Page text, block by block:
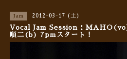
Jam 2012-03-17 (土)
Vocal Jam Session：
順二(b) 7pmスタート！